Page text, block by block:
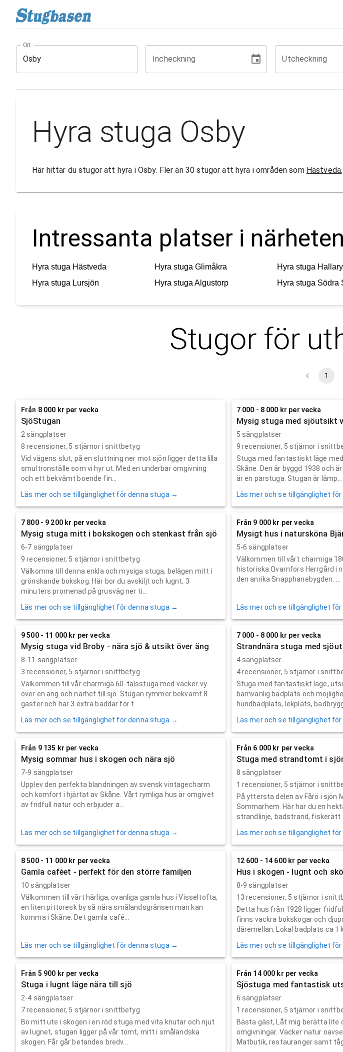
Ort
Incheckning Utcheckning
Hyra stuga Osby
Här hittar du stugor att hyra i Osby. Fler än 30 stugor att hyra i områden som Hästveda
Intressanta platser i
Hyra stuga Hästveda Hyra stuga Glimåkra Hyra stuga
Hyra stuga Lursjön Hyra stuga Algustorp Hyra stuga Södra
Stugor för
1
Från 8 000 kr per vecka
SjöStugan
2 sängplatser
8 recensioner, 5 stjärnor i snittbetyg
Vid vägens slut, på en sluttning ner mot sjön ligger detta lilla
smultronställe som vi hyr ut. Med en underbar omgivning
och ett bekvämt boende fin...
Läs mer och se tillgänglighet för denna stuga →
7 000 - 8 000 kr per vecka
Mysig stuga med sjöutsikt
5 sängplatser
9 recensioner, 5 stjärnor i
Stuga med fantastiskt läge
Skåne. Den är byggd 1938 och
är en parstuga. Stugan är lämp...
Läs mer och se tillgänglighet
7 800 - 9 200 kr per vecka
Mysig stuga mitt i bokskogen och stenkast från sjö
6-7 sängplatser
9 recensioner, 5 stjärnor i snittbetyg
Välkomna till denna enkla och mysiga stuga, belägen mitt i
grönskande bokskog. Här bor du avskiljt och lugnt, 3
minuters promenad på grusväg ner ti...
Läs mer och se tillgänglighet för denna stuga →
Från 9 000 kr per vecka
Mysigt hus i natursköna
5-6 sängplatser
Välkommen till vårt charmiga
historiska Qvarnfors Herrgård i
den anrika Snapphanebygden. ...
Läs mer och se tillgänglighet
9 500 - 11 000 kr per vecka
Mysig stuga vid Broby - nära sjö & utsikt över äng
8-11 sängplatser
3 recensioner, 5 stjärnor i snittbetyg
Välkommen till vår charmiga 60-talsstuga med vacker vy
över en äng och närhet till sjö. Stugan rymmer bekvämt 8
gäster och har 3 extra bäddar för t...
Läs mer och se tillgänglighet för denna stuga →
7 000 - 8 000 kr per vecka
Strandnära stuga med
4 sängplatser
4recensioner, 5 stjärnor i
Stuga med fantastiskt läge,
barnvänlig badplats och
hundbadplats, lekplats,
Läs mer och se tillgänglighet
Från 9 135 kr per vecka
Mysig sommar hus i skogen och nära sjö
7-9 sängplatser
Upplev den perfekta blandningen av svensk vintagecharm
och komfort i hjärtat av Skåne. Vårt rymliga hus är omgivet
av fridfull natur och erbjuder a...
Läs mer och se tillgänglighet för denna stuga →
Från 6 000 kr per vecka
Stuga med strandtomt i
8 sängplatser
1 recensioner, 5 stjärnor i
På yttersta delen av Fårö i sjön
Sommarhem. Här har du en
strandlinje, badstrand, fiskerätt
Läs mer och se tillgänglighet
8 500 - 11 000 kr per vecka
Gamla caféet - perfekt för den större familjen
10 sängplatser
Välkommen till vårt härliga, ovanliga gamla hus i Visseltofta,
en liten pittoresk by så nära smålandsgränsen man kan
komma i Skåne. Det gamla café...
Läs mer och se tillgänglighet för denna stuga →
12 600 - 14 600 kr per vecka
Hus i skogen - lugnt och
8-9 sängplatser
13 recensioner, 5 stjärnor i
Detta hus från 1928 ligger
finns vackra bokskogar och
däremellan. Lokal badplats ca 1
Läs mer och se tillgänglighet
Från 5 900 kr per vecka
Stuga i lugnt läge nära till sjö
2-4 sängplatser
7recensioner, 5 stjärnor i snittbetyg
Bo mitt ute i skogen i en röd stuga med vita knutar och njut
av lugnet, stugan ligger på vår tomt, mitt i småländska
skogen. Får går betandes bredv...
Från 14 000 kr per vecka
Sjöstuga med fantastisk
6 sängplatser
1 recensioner, 5 stjärnor i
Bästa gäst, Låt mig berätta lite
omgivningar. Vacker natur
Matbutik, restauranger samt tåg-